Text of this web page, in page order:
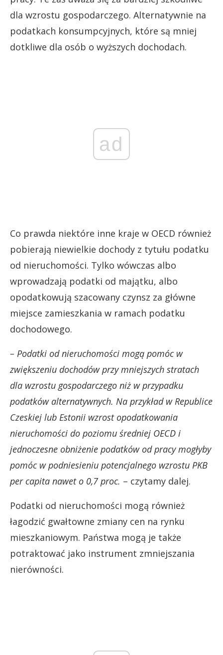
dla wzrostu gospodarczego. Alternatywnie na
podatkach konsumpcyjnych, które są mniej
dotkliwe dla osób o wyższych dochodach.
ad
Co prawda niektóre inne kraje w OECD również
pobierają niewielkie dochody z tytułu podatku
od nieruchomości. Tylko wówczas albo
wprowadzają podatki od majątku, albo
opodatkowują szacowany czynsz za główne
miejsce zamieszkania w ramach podatku
dochodowego.
– Podatki od nieruchomości mogą pomóc w
zwiększeniu dochodów przy mniejszych stratach
dla wzrostu gospodarczego niż w przypadku
podatków alternatywnych. Na przykład w Republice
Czeskiej lub Estonii wzrost opodatkowania
nieruchomości do poziomu średniej OECD i
jednoczesne obniżenie podatków od pracy mogłyby
pomóc w podniesieniu potencjalnego wzrostu PKB
per capita nawet o 0,7 proc. – czytamy dalej.
Podatki od nieruchomości mogą również
łagodzić gwałtowne zmiany cen na rynku
mieszkaniowym. Państwa mogą je także
potraktować jako instrument zmniejszania
nierówności.